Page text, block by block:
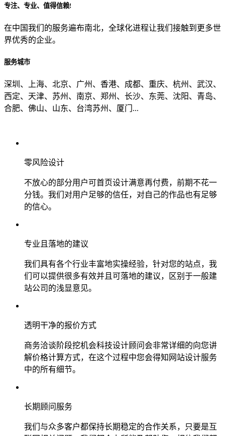
专注、专业、值得信赖!
在中国我们的服务遍布南北，全球化进程让我们接触到更多世
界优秀的企业。
服务城市
深圳、上海、北京、广州、香港、成都、重庆、杭州、武汉、
西定、天津、苏州、南京、郑州、长沙、东莞、沈阳、青岛、
合肥、佛山、山东、台湾苏州、厦门...
零风险设计
不放心的部分用户可首页设计满意再付费，前期不花一
分钱。我们对用户足够的信任，对自己的作品也有足够
的信心。
专业且落地的建议
我们具有各个行业丰富地实操经验，针对您的站点，我
们可以提供很多有效并且可落地的建议，区别于一般建
站公司的浅显意见。
透明干净的报价方式
商务洽谈阶段挖机会科技设计顾问会非常详细的向您讲
解价格计算方式，在这个过程中您会得知网站设计服务
中的所有细节。
长期顾问服务
我们与众多客户都保持长期稳定的合作关系，只要是互